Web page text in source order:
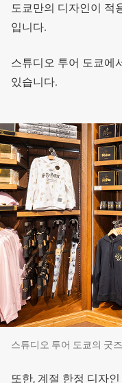
도쿄만의 디자인이 적
입니다.
스튜디오 투어 도쿄에
있습니다.
스튜디오 투어 도쿄의 굿
또한, 계절 한정 디자